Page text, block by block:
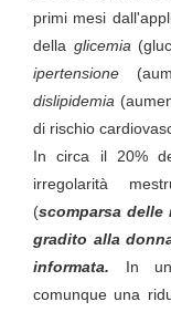
primi mesi
della glicemia
ipertensione
dislipidemia
di rischio
In circa il 20%
irregolarità
(scomparsa delle
gradito alla
informata. In
comunque una